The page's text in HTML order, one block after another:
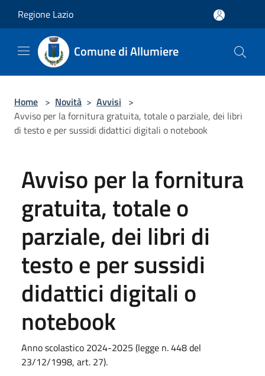
Regione Lazio
Comune di Allumiere
Home > Novità > Avvisi >
Avviso per la fornitura gratuita, totale o parziale, dei libri
di testo e per sussidi didattici digitali o notebook
Avviso per la fornitura
gratuita, totale o
parziale, dei libri di
testo e per sussidi
didattici digitali o
notebook
Anno scolastico 2024-2025 (legge n. 448 del
23/12/1998, art. 27).